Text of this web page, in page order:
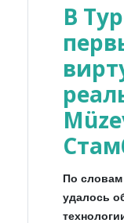
В
По словам
удалось